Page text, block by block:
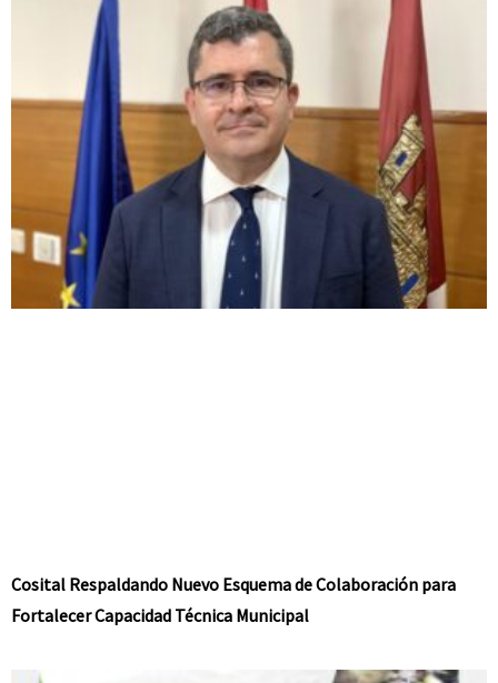
Cosital Respaldando Nuevo Esquema de Colaboración para
Fortalecer Capacidad Técnica Municipal